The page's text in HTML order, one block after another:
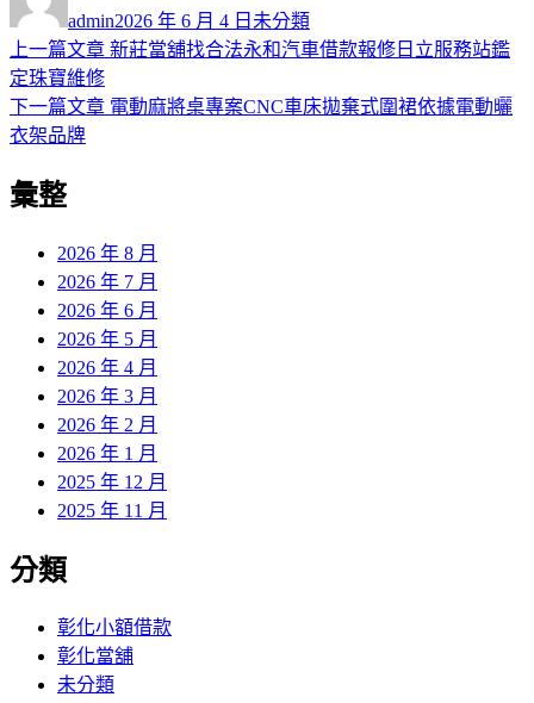
者
admin佈
日
2026 年 6 月 4 日 類
未分類
文
章
導
覽
上一篇文章 上
篇
新莊當舖找合法永和汽車借款報修日立服務站鑑
定珠寶維修
下一篇文章 下
電動麻將桌專案CNC車床拋棄式圍裙依據電動曬
衣架品牌
彙整
2026 年 8 月
2026 年 7 月
2026 年 6 月
2026 年 5 月
2026 年 4 月
2026 年 3 月
2026 年 2 月
2026 年 1 月
2025 年 12 月
2025 年 11 月
分類
彰化小額借款
彰化當舖
未分類